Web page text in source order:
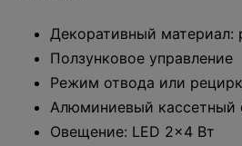
Декоративный материал:
Ползунковое управление
Режим отвода или
Алюминиевый кассетный
Овещение: LED 2x4 Вт